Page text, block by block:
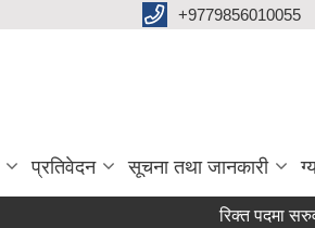
+9779856010055
प्रतिवेदन सूचना तथा जानकारी
रिक्त पदमा सरुवा